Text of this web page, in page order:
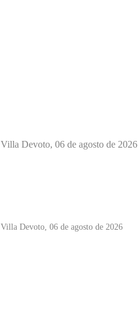
Villa Devoto, 06 de agosto de 2026
Villa Devoto, 06 de agosto de 2026